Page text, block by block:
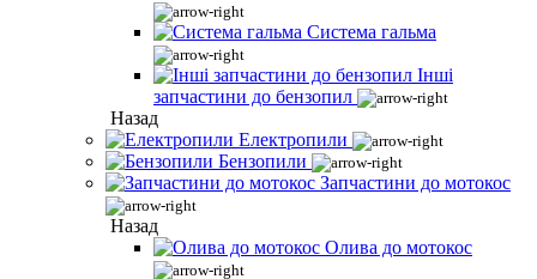
Система гальма
Інші
запчастини до бензопил
Назад
Електропили
Бензопили
Запчастини до мотокос
Назад
Олива до мотокос